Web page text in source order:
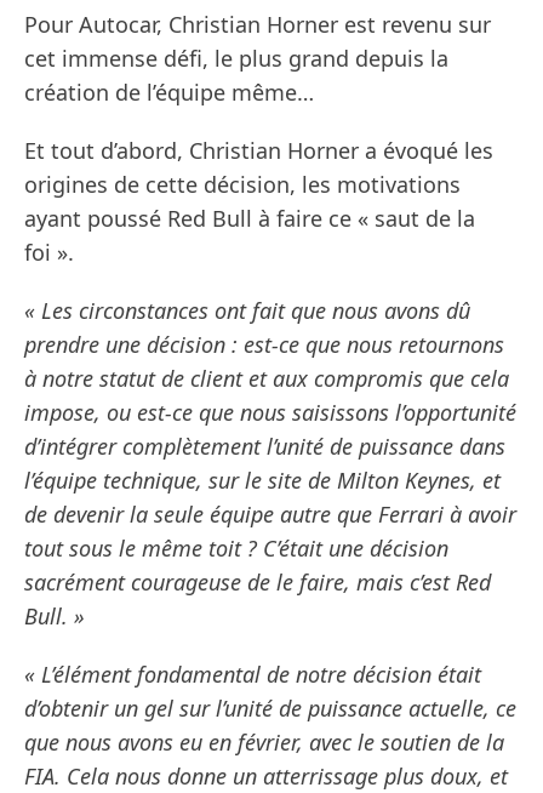
Pour Autocar, Christian Horner est revenu sur
cet immense défi, le plus grand depuis la
création de l’équipe même…
Et tout d’abord, Christian Horner a évoqué les
origines de cette décision, les motivations
ayant poussé Red Bull à faire ce « saut de la
foi ».
« Les circonstances ont fait que nous avons dû
prendre une décision : est-ce que nous retournons
à notre statut de client et aux compromis que cela
impose, ou est-ce que nous saisissons l’opportunité
d’intégrer complètement l’unité de puissance dans
l’équipe technique, sur le site de Milton Keynes, et
de devenir la seule équipe autre que Ferrari à avoir
tout sous le même toit ? C’était une décision
sacrément courageuse de le faire, mais c’est Red
Bull. »
« L’élément fondamental de notre décision était
d’obtenir un gel sur l’unité de puissance actuelle, ce
que nous avons eu en février, avec le soutien de la
FIA. Cela nous donne un atterrissage plus doux, et